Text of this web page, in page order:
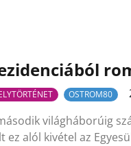
OSTROM80
világháborúig
ez alól kivétel az